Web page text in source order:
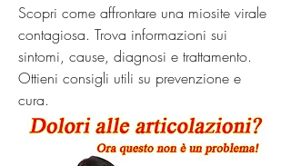
Scopri come affrontare una miosite virale
contagiosa. Trova informazioni sui
sintomi, cause, diagnosi e trattamento.
Ottieni consigli utili su prevenzione e
cura.